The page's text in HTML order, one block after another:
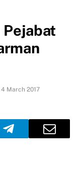
4 March 2017